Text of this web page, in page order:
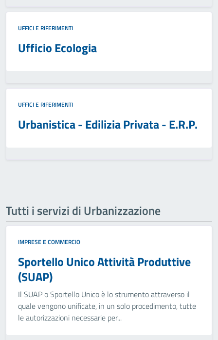
UFFICI E RIFERIMENTI
Ufficio Ecologia
UFFICI E RIFERIMENTI
Urbanistica - Edilizia Privata - E.R.P.
Tutti i servizi di Urbanizzazione
IMPRESE E COMMERCIO
Sportello Unico Attività Produttive
(SUAP)
Il SUAP o Sportello Unico è lo strumento attraverso il
quale vengono unificate, in un solo procedimento, tutte
le autorizzazioni necessarie per...